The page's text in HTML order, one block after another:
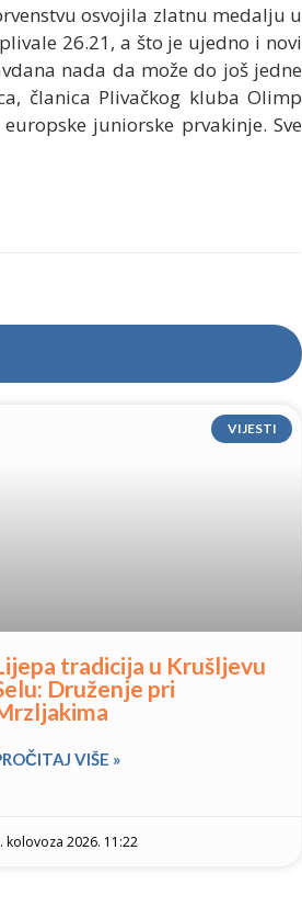
osvojila zlatnu medalju u
26.21, a što je ujedno i novi
nada da može do još jedne
članica Plivačkog kluba Olimp
juniorske prvakinje. Sve
VIJESTI
tradicija u Krušljevu
Druženje pri
VIŠE »
kolovoza 2026. 11:22